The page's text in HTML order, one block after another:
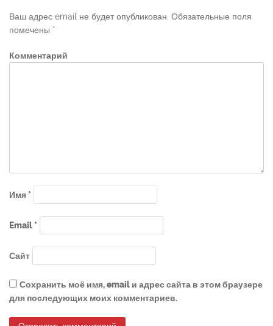
Ваш адрес email не будет опубликован. Обязательные поля
помечены *
Комментарий
Имя*
Email*
Сайт
Сохранить моё имя, email и адрес сайта в этом браузере
для последующих моих комментариев.